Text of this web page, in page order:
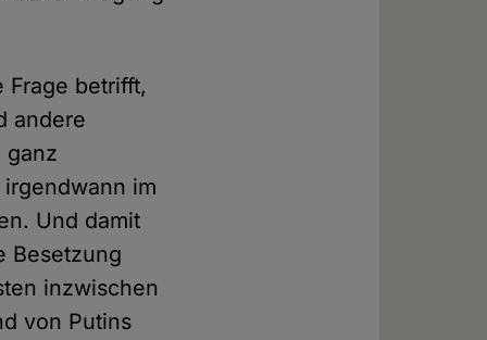
Frage betrifft,
andere
ganz
im
Und damit
Besetzung
inzwischen
von Putins